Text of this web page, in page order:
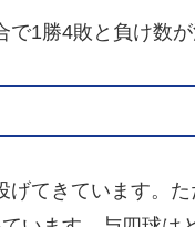
1勝4敗と負け数が
てきています。